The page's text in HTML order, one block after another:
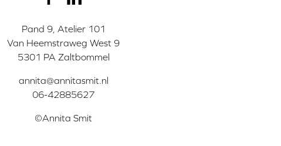
Pand 9, Atelier 101
Van Heemstraweg West 9
5301 PA Zaltbommel
annita@annitasmit.nl
06-42885627
©Annita Smit